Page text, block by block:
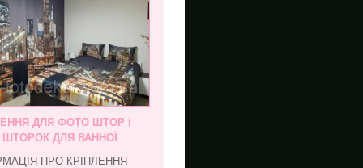
ДЛЯ ФОТО ШТОР і
ШТОРОК ДЛЯ ВАННОЇ
ПРО КРІПЛЕННЯ